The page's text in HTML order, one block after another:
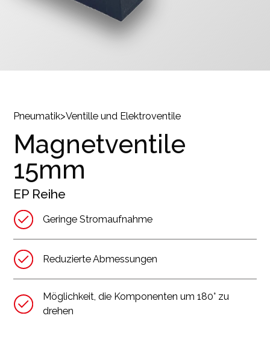
Pneumatik>Ventille und Elektroventile
Magnetventile
15mm
EP Reihe
Geringe Stromaufnahme
Reduzierte Abmessungen
Möglichkeit, die Komponenten um 180° zu
drehen